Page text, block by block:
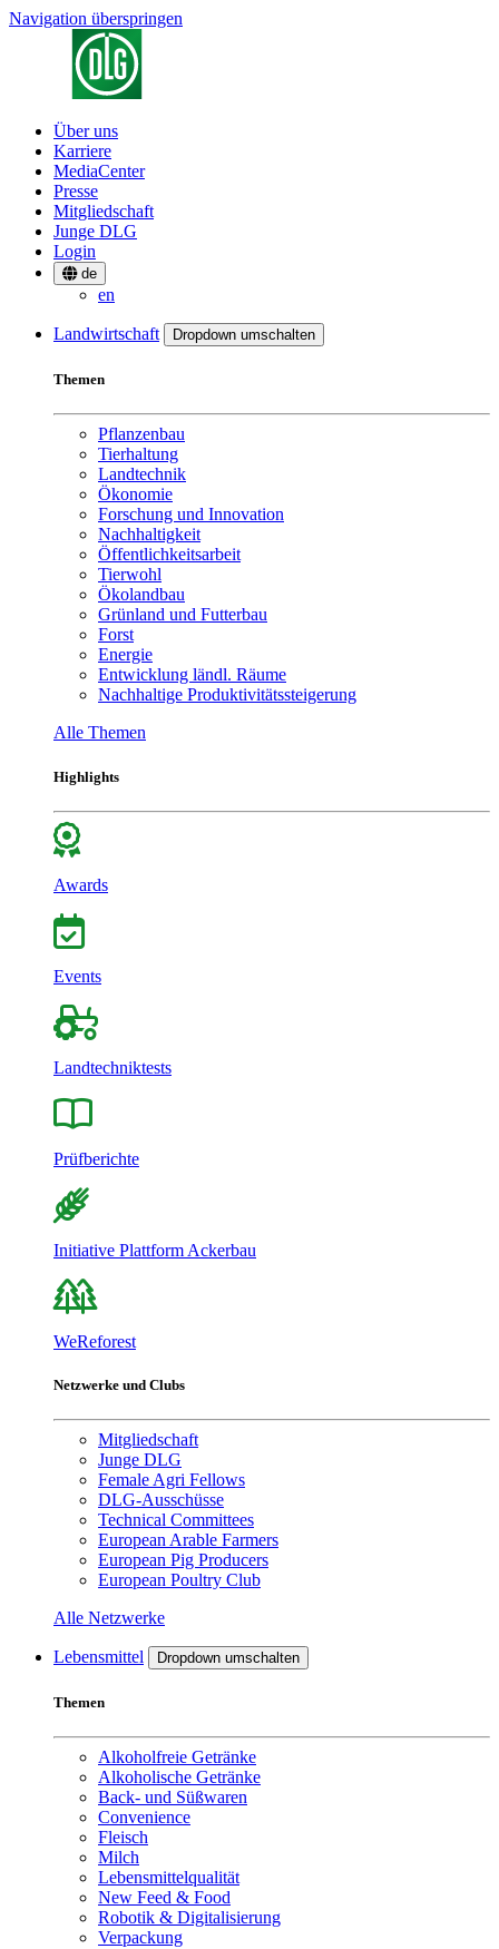
Navigation überspringen
Über uns
Karriere
MediaCenter
Presse
Mitgliedschaft
Junge DLG
Login
de
en
Landwirtschaft Dropdown umschalten
Themen
Pflanzenbau
Tierhaltung
Landtechnik
Ökonomie
Forschung und Innovation
Nachhaltigkeit
Öffentlichkeitsarbeit
Tierwohl
Ökolandbau
Grünland und Futterbau
Forst
Energie
Entwicklung ländl. Räume
Nachhaltige Produktivitätssteigerung
Alle Themen
Highlights
Awards
Events
Landtechniktests
Prüfberichte
Initiative Plattform Ackerbau
WeReforest
Netzwerke und Clubs
Mitgliedschaft
Junge DLG
Female Agri Fellows
DLG-Ausschüsse
Technical Committees
European Arable Farmers
European Pig Producers
European Poultry Club
Alle Netzwerke
Lebensmittel Dropdown umschalten
Themen
Alkoholfreie Getränke
Alkoholische Getränke
Back- und Süßwaren
Convenience
Fleisch
Milch
Lebensmittelqualität
New Feed & Food
Robotik & Digitalisierung
Verpackung